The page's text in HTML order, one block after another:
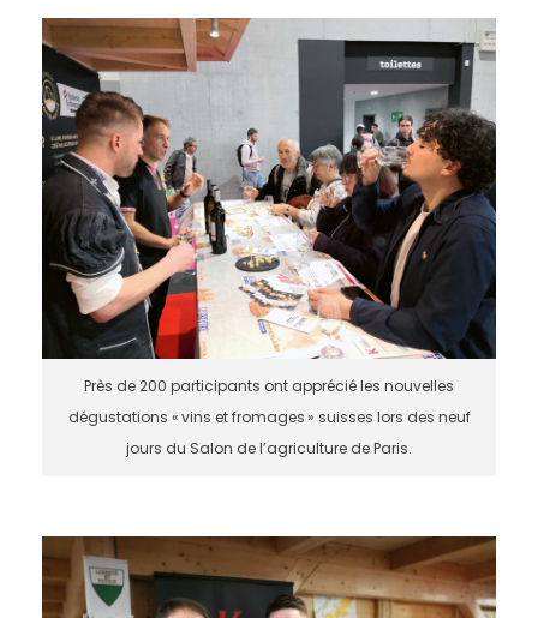
Près de 200 participants ont apprécié les nouvelles
dégustations « vins et fromages » suisses lors des neuf
jours du Salon de l’agriculture de Paris.